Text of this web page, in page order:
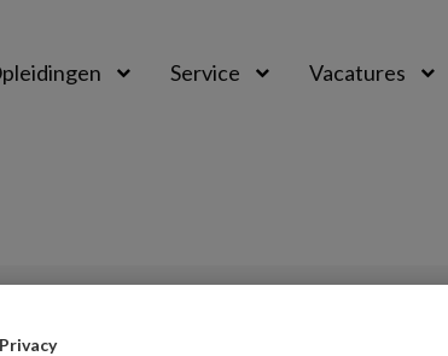
Service Vacatures